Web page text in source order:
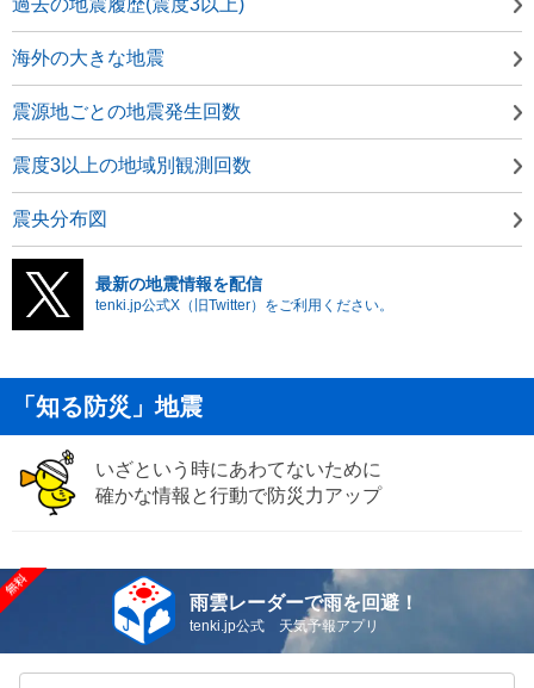
海外の大きな地震
震源地ごとの地震発生回数
震度3以上の地域別観測回数
震央分布図
最新の地震情報を配信
tenki.jp公式X（旧Twitter）をご利用ください。
「知る防災」地震
いざという時にあわてないために
確かな情報と行動で防災力アップ
雨雲レーダーで雨を回避！
tenki.jp公式 天気予報アプリ